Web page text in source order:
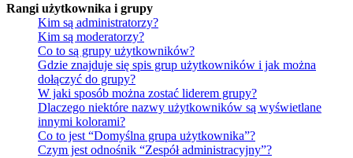
Rangi użytkownika i grupy
Kim są administratorzy?
Kim są moderatorzy?
Co to są grupy użytkowników?
Gdzie znajduje się spis grup użytkowników i jak można
dołączyć do grupy?
W jaki sposób można zostać liderem grupy?
Dlaczego niektóre nazwy użytkowników są wyświetlane
innymi kolorami?
Co to jest “Domyślna grupa użytkownika”?
Czym jest odnośnik “Zespół administracyjny”?